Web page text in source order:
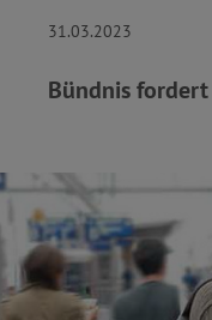
31.03.2023
Bündnis